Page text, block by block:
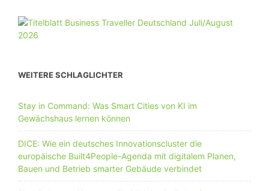
WEITERE SCHLAGLICHTER
Stay in Command: Was Smart Cities von KI im
Gewächshaus lernen können
DICE: Wie ein deutsches Innovationscluster die
europäische Built4People-Agenda mit digitalem Planen,
Bauen und Betrieb smarter Gebäude verbindet